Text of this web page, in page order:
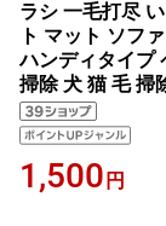
ラシ 一毛打尽
ト マット ソフ
ハンディタイプ
掃除 犬 猫 毛 掃
1,500 円